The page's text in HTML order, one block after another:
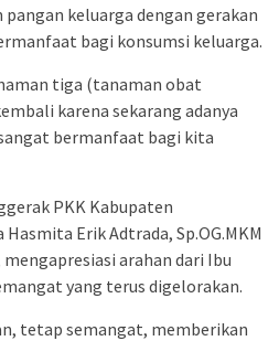
keluarga dengan gerakan
bagi konsumsi keluarga.
tiga (tanaman obat
karena sekarang adanya
bermanfaat bagi kita
PKK Kabupaten
Hasmita Erik Adtrada, Sp.OG.MKM
arahan dari Ibu
yang terus digelorakan.
tetap semangat, memberikan